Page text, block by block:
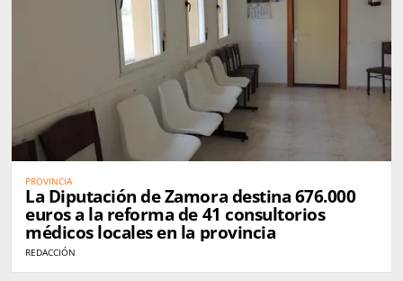
PROVINCIA
La Diputación de Zamora destina 676.000
euros a la reforma de 41 consultorios
médicos locales en la provincia
REDACCIÓN